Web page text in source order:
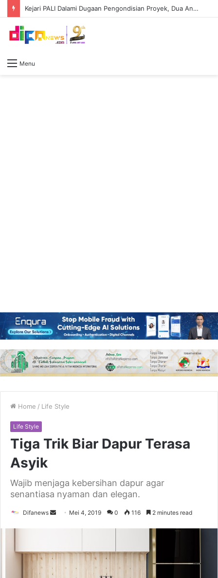
Kejari PALI Dalami Dugaan Pengondisian Proyek, Dua Anggota DPRD Dimintai Keterangan
Menu
Home / Life Style
Life Style
Tiga Trik Biar Dapur Terasa
Asyik
Wajib menjaga kebersihan dapur agar
senantiasa nyaman dan elegan.
Difanews
Send Mei 4, 2019 0 116 2 minutes read